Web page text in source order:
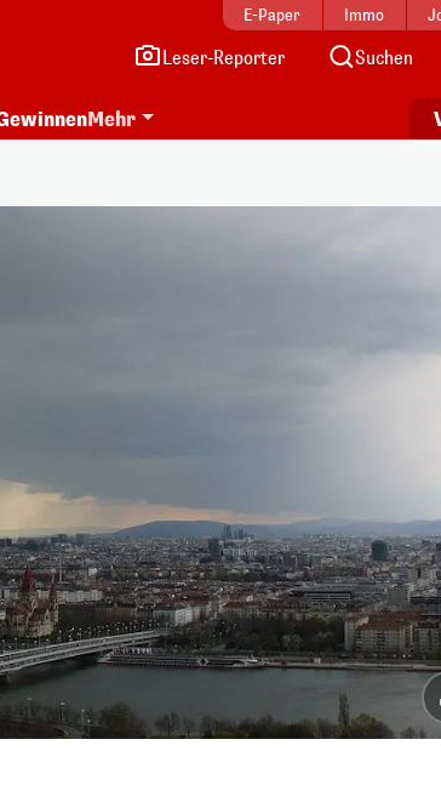
E-Paper Immo
Leser-Reporter Suchen
Mehr